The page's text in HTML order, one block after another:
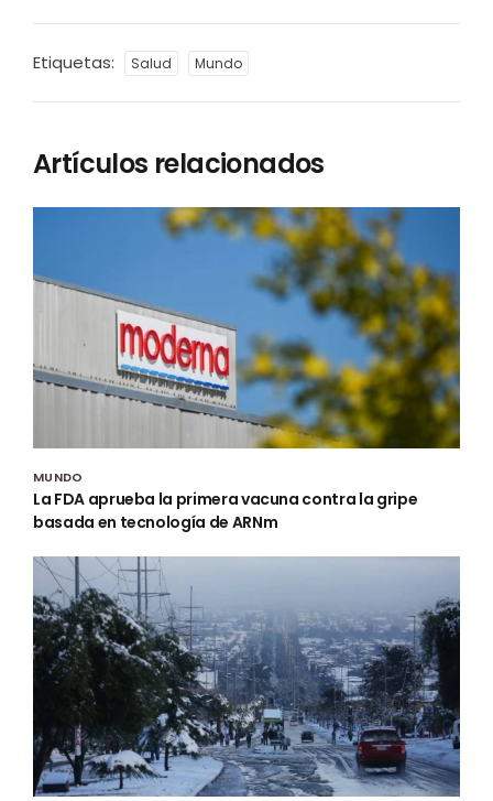
Etiquetas: Salud Mundo
Artículos relacionados
MUNDO
La FDA aprueba la primera vacuna contra la gripe
basada en tecnología de ARNm